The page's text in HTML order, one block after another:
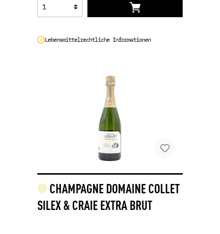
Lebensmittelrechtliche Informationen
CHAMPAGNE DOMAINE COLLET
SILEX & CRAIE EXTRA BRUT